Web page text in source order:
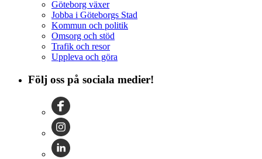
Göteborg växer
Jobba i Göteborgs Stad
Kommun och politik
Omsorg och stöd
Trafik och resor
Uppleva och göra
Följ oss på sociala medier!